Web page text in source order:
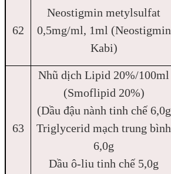
62
Neostigmin metylsulfat
0,5mg/ml, 1ml (Neostigmin
Kabi)
63
Nhũ dịch Lipid 20%/100ml
(Smoflipid 20%)
(Dầu đậu nành tinh chế 6,0g
Triglycerid mạch trung bình
6,0g
Dầu ô-liu tinh chế 5,0g